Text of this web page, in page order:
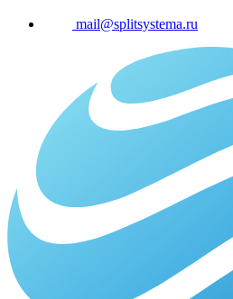
mail@splitsystema.ru